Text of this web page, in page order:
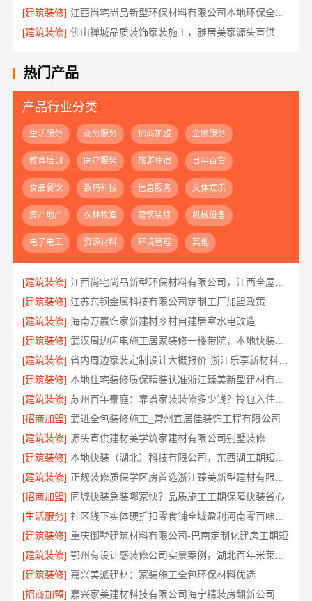
[建筑装修]
江西尚宅尚品新型环保材料有限公司本地环保全屋定制施工队
[建筑装修] 佛山禅城品质装饰家装施工，雅居美家源头直供
热门产品
产品行业分类
生活服务 商务服务 招商加盟 金融服务
教育培训 医疗服务 旅游住宿 日用百货
食品餐饮 数码科技 信息服务 文体娱乐
房产地产 农林牧渔 建筑装修 机械设备
电子电工 资源材料 环境管理 其他
[建筑装修]
[建筑装修] 江苏东钢金属科技有限公司定制工厂加盟政策
[建筑装修] 海南万赢饰家新建材乡村自建居室水电改造
[建筑装修]
武汉周边闪电施工居家装修一楼带院，本地快装（湖北）科技有限公司
[建筑装修]
省内周边家装定制设计大概报价-浙江乐享新材料有限公司
[建筑装修]
[建筑装修]
苏州百年豪庭：靠谱家装装修多少钱？拎包入住全包方案
[招商加盟] 武进全包装修施工_常州宜居佳装饰工程有限公司
[建筑装修] 源头直供建材美学筑家建材有限公司别墅装修
[建筑装修]
本地快装（湖北）科技有限公司，东西湖工期短报价透明装修
[建筑装修]
[招商加盟] 同城快装急装哪家快？品质施工工期保障快装省心
[生活服务]
社区线下实体硬折扣零食铺全域盈利河南零百味供应链有限公司
[建筑装修] 重庆御墅建筑材料有限公司-巴南定制化建房工期短
[建筑装修]
鄂州有设计感装修公司实景案例，湖北百年米莱空间美学装饰材料有限公司
[建筑装修] 嘉兴美派建材：家装施工全包环保材料优选
[招商加盟] 嘉兴家美建材科技有限公司海宁精装房翻新公司